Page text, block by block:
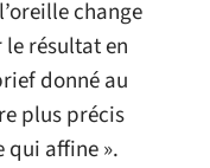
change
résultat en
donné au
plus précis
qui affine ».